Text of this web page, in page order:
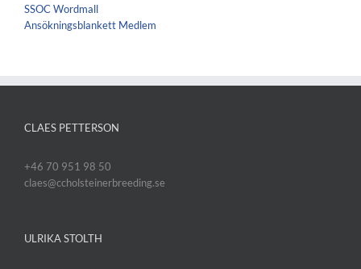
SSOC Wordmall
Ansökningsblankett Medlem
CLAES PETTERSON
+46 70 951 98 50
claes@ccholsteinerbreeding.se
ULRIKA STOLTH